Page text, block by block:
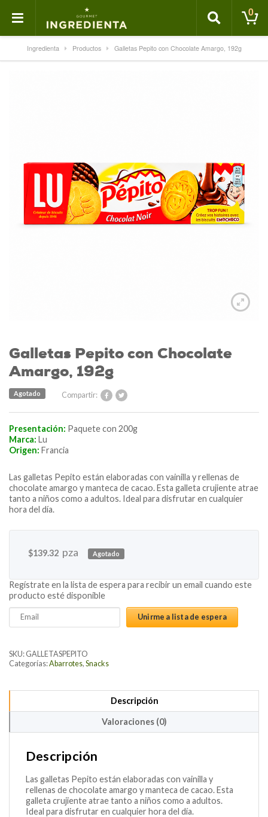
0
Ingredienta Productos Galletas Pepito con Chocolate Amargo, 192g
Galletas Pepito con Chocolate
Amargo, 192g
Compartir:
Agotado
Presentación: Paquete con 200g
Marca: Lu
Origen: Francia
Las galletas Pepito están elaboradas con vainilla y rellenas de
chocolate amargo y manteca de cacao. Esta galleta crujiente atrae
tanto a niños como a adultos. Ideal para disfrutar en cualquier
hora del día.
$139.32 pza Agotado
Regístrate en la lista de espera para recibir un email cuando este
producto esté disponible
Enter
your
address
to
the
this
Unirme a lista de espera
SKU: GALLETASPEPITO
Categorías:Abarrotes, Snacks
Descripción
Valoraciones (0)
Descripción
Las galletas Pepito están elaboradas con vainilla y
rellenas de chocolate amargo y manteca de cacao. Esta
galleta crujiente atrae tanto a niños como a adultos.
Ideal para disfrutar en cualquier hora del día.